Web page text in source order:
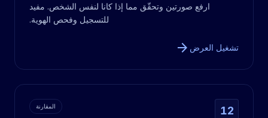
ارفع صورتين وتحقّق مما إذا كانا لنفس الشخص. مفيد
للتسجيل وفحص الهوية.
تشغيل العرض arrow_forward
12 المقارنة